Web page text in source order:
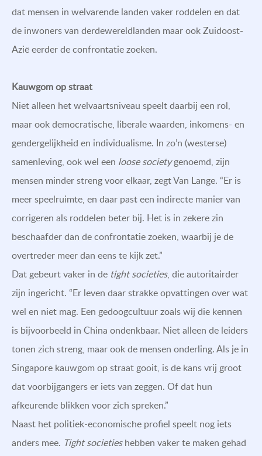
dat mensen in welvarende landen vaker roddelen en dat
de inwoners van derdewereldlanden maar ook Zuidoost-
Azië eerder de confrontatie zoeken.
Kauwgom op straat
Niet alleen het welvaartsniveau speelt daarbij een rol,
maar ook democratische, liberale waarden, inkomens- en
gendergelijkheid en individualisme. In zo’n (westerse)
samenleving, ook wel een loose societygenoemd, zijn
mensen minder streng voor elkaar, zegt Van Lange. “Er is
meer speelruimte, en daar past een indirecte manier van
corrigeren als roddelen beter bij. Het is in zekere zin
beschaafder dan de confrontatie zoeken, waarbij je de
overtreder meer dan eens te kijk zet.”
Dat gebeurt vaker in de tight societies, die autoritairder
zijn ingericht. “Er leven daar strakke opvattingen over wat
wel en niet mag. Een gedoogcultuur zoals wij die kennen
is bijvoorbeeld in China ondenkbaar. Niet alleen de leiders
tonen zich streng, maar ook de mensen onderling. Als je in
Singapore kauwgom op straat gooit, is de kans vrij groot
dat voorbijgangers er iets van zeggen. Of dat hun
afkeurende blikken voor zich spreken.”
Naast het politiek-economische profiel speelt nog iets
anders mee. Tight societieshebben vaker te maken gehad